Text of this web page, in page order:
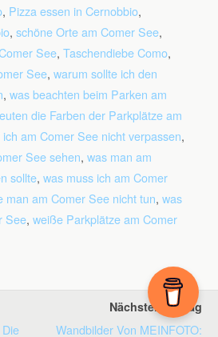
, Pizza essen in Cernobbio,
, schöne Orte am Comer See,
See, Taschendiebe Como,
See, warum sollte ich den
, was beachten beim Parken am
die Farben der Parkplätze am
am Comer See nicht verpassen,
See sehen, was man am
sollte, was muss ich am Comer
man am Comer See nicht tun, was
See, weiße Parkplätze am Comer
Nächster Beitrag
Wandbilder Von MEINFOTO: